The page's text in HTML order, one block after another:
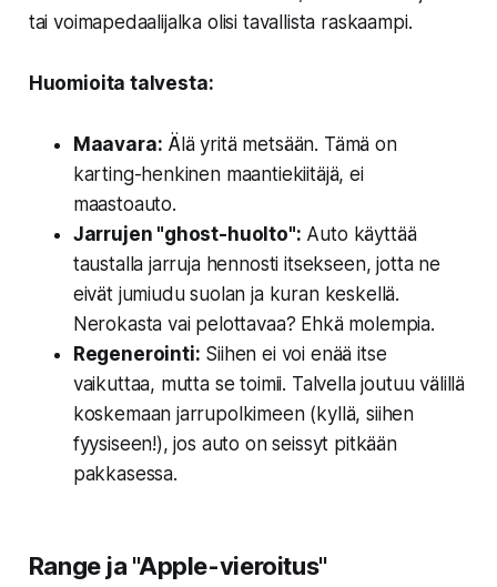
tai voimapedaalijalka olisi tavallista raskaampi.
Huomioita talvesta:
Maavara: Älä yritä metsään. Tämä on
karting-henkinen maantiekiitäjä, ei
maastoauto.
Jarrujen "ghost-huolto": Auto käyttää
taustalla jarruja hennosti itsekseen, jotta ne
eivät jumiudu suolan ja kuran keskellä.
Nerokasta vai pelottavaa? Ehkä molempia.
Regenerointi: Siihen ei voi enää itse
vaikuttaa, mutta se toimii. Talvella joutuu välillä
koskemaan jarrupolkimeen (kyllä, siihen
fyysiseen!), jos auto on seissyt pitkään
pakkasessa.
Range ja "Apple-vieroitus"